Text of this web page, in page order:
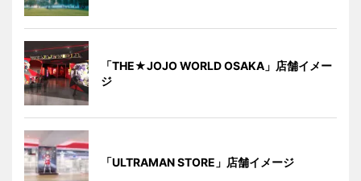
「THE★JOJO WORLD OSAKA」店舗イメー
ジ
「ULTRAMAN STORE」店舗イメージ